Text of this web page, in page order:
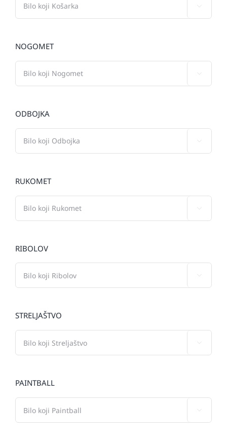
NOGOMET
ODBOJKA
RUKOMET
RIBOLOV
STRELJAŠTVO
PAINTBALL